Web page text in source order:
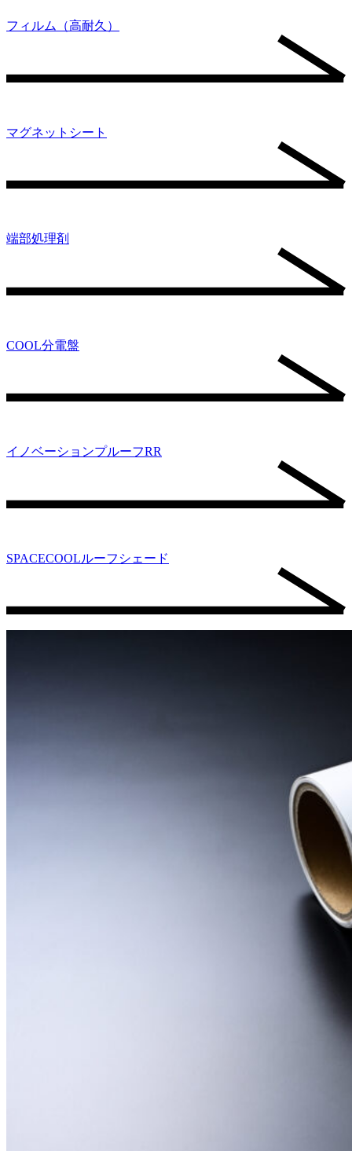
フィルム（高耐久）
マグネットシート
端部処理剤
COOL分電盤
イノベーションプルーフRR
SPACECOOLルーフシェード